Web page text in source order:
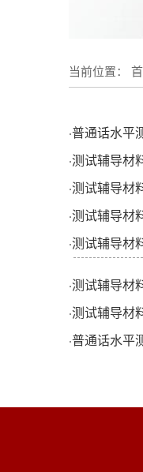
当前位置：
·普通话水平
·测试辅导材
·测试辅导材
·测试辅导材
·测试辅导材
·测试辅导材
·测试辅导材
·普通话水平